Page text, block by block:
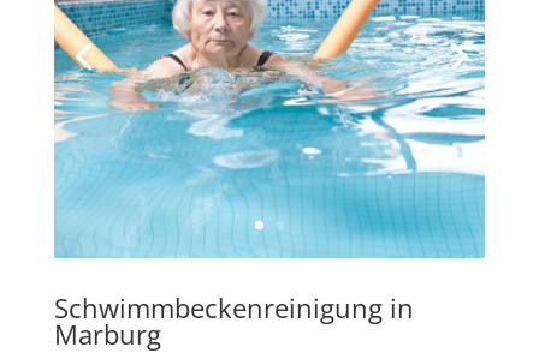
Schwimmbeckenreinigung in
Marburg